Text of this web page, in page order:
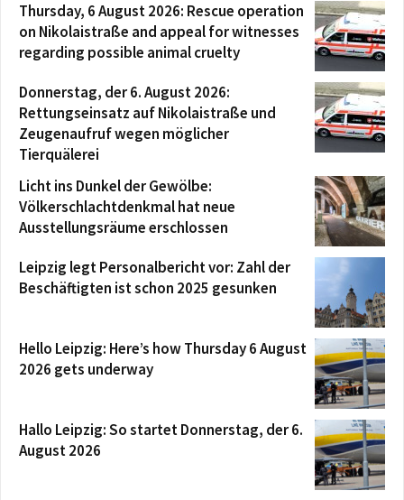
Thursday, 6 August 2026: Rescue operation
on Nikolaistraße and appeal for witnesses
regarding possible animal cruelty
Donnerstag, der 6. August 2026:
Rettungseinsatz auf Nikolaistraße und
Zeugenaufruf wegen möglicher
Tierquälerei
Licht ins Dunkel der Gewölbe:
Völkerschlachtdenkmal hat neue
Ausstellungsräume erschlossen
Leipzig legt Personalbericht vor: Zahl der
Beschäftigten ist schon 2025 gesunken
Hello Leipzig: Here’s how Thursday 6 August
2026 gets underway
Hallo Leipzig: So startet Donnerstag, der 6.
August 2026